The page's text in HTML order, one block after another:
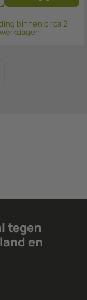
binnen circa 2
werkdagen.
tegen
en